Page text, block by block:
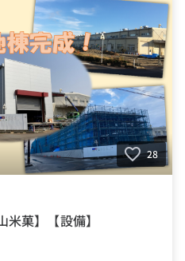
28
菓】【設備】